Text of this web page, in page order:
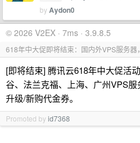
byAydon0
© 2026 V2EX · 7ms · 3.9.8.5
618年中大促即将结束：国内外VPS服务
[即将结束] 腾讯云618年中大促活
谷、法兰克福、上海、广州VPS
升级/新购代金券。
Promoted byid7368